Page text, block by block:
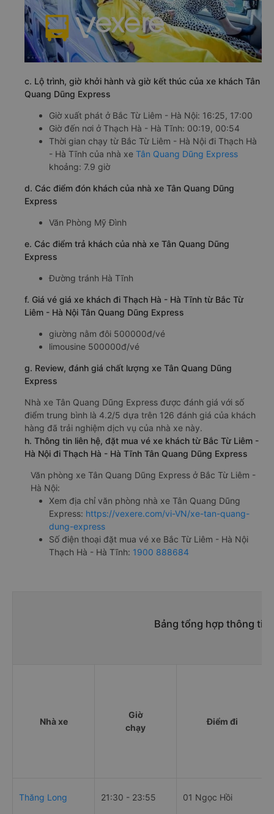
c. Lộ trình, giờ khởi hành và giờ kết thúc của xe khách Tân
Quang Dũng Express
Giờ xuất phát ở Bắc Từ Liêm - Hà Nội: 16:25, 17:00
Giờ đến nơi ở Thạch Hà - Hà Tĩnh: 00:19, 00:54
Thời gian chạy từ Bắc Từ Liêm - Hà Nội đi Thạch Hà
- Hà Tĩnh của nhà xe Tân Quang Dũng Express
khoảng: 7.9 giờ
d. Các điểm đón khách của nhà xe Tân Quang Dũng
Express
Văn Phòng Mỹ Đình
e. Các điểm trả khách của nhà xe Tân Quang Dũng
Express
Đường tránh Hà Tĩnh
f. Giá vé giá xe khách đi Thạch Hà - Hà Tĩnh từ Bắc Từ
Liêm - Hà Nội Tân Quang Dũng Express
giường nằm đôi 500000đ/vé
limousine 500000đ/vé
g. Review, đánh giá chất lượng xe Tân Quang Dũng
Express
Nhà xe Tân Quang Dũng Express được đánh giá với số
điểm trung bình là 4.2/5 dựa trên 126 đánh giá của khách
hàng đã trải nghiệm dịch vụ của nhà xe này.
h. Thông tin liên hệ, đặt mua vé xe khách từ Bắc Từ Liêm -
Hà Nội đi Thạch Hà - Hà Tĩnh Tân Quang Dũng Express
Văn phòng xe Tân Quang Dũng Express ở Bắc Từ Liêm -
Hà Nội:
Xem địa chỉ văn phòng nhà xe Tân Quang Dũng
Express: https://vexere.com/vi-VN/xe-tan-quang-
dung-express
Số điện thoại đặt mua vé xe Bắc Từ Liêm - Hà Nội
Thạch Hà - Hà Tĩnh: 1900 888684
Bảng tổng hợp thông tin
Nhà xe
Giờ
chạy
Điểm đi
Thăng Long 21:30 - 23:55 01 Ngọc Hồi